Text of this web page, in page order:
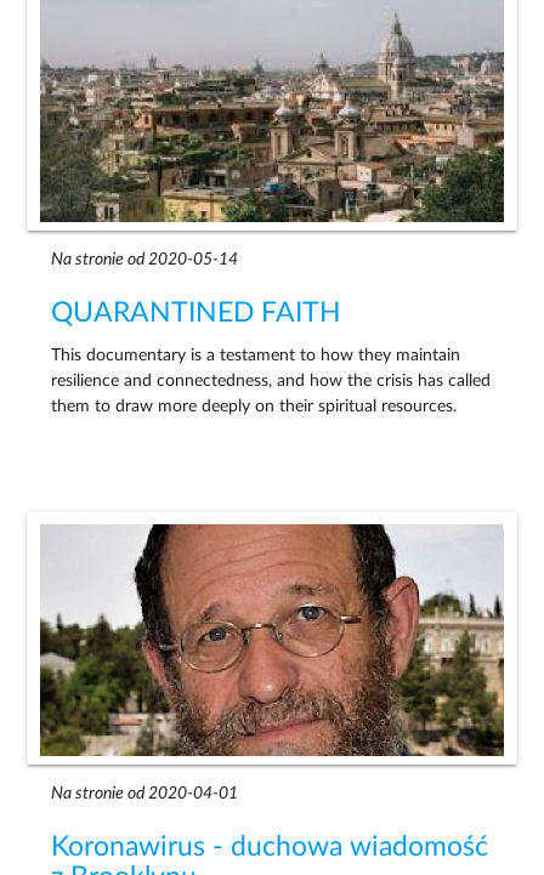
Na stronie od 2020-05-14
QUARANTINED FAITH
This documentary is a testament to how they maintain
resilience and connectedness, and how the crisis has called
them to draw more deeply on their spiritual resources.
Na stronie od 2020-04-01
Koronawirus - duchowa wiadomość